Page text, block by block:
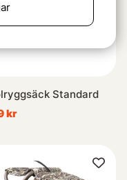
Standard
kr